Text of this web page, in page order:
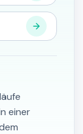
einer